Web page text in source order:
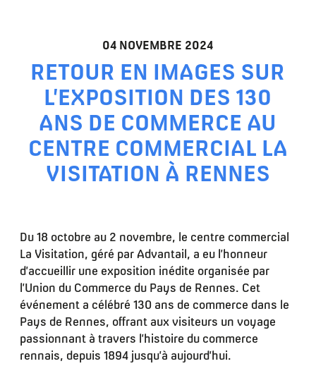
04 NOVEMBRE 2024
RETOUR EN IMAGES SUR
L’EXPOSITION DES 130
ANS DE COMMERCE AU
CENTRE COMMERCIAL LA
VISITATION À RENNES
Du 18 octobre au 2 novembre, le centre commercial
La Visitation, géré par Advantail, a eu l’honneur
d’accueillir une exposition inédite organisée par
l’Union du Commerce du Pays de Rennes. Cet
événement a célébré 130 ans de commerce dans le
Pays de Rennes, offrant aux visiteurs un voyage
passionnant à travers l’histoire du commerce
rennais, depuis 1894 jusqu’à aujourd’hui.